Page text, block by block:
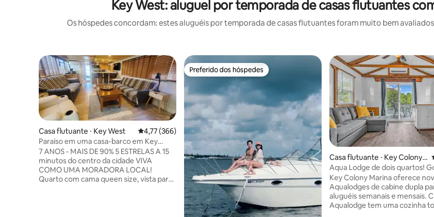
Key West: aluguel por temporada de casas flutuantes
Os hóspedes concordam: estes aluguéis por temporada de casas flutuantes foram muito bem
Casa flutuante ⋅ Key West 4,77 de uma avaliação média de 5, 366 avaliações
4,77 (366)
Paraíso em uma casa-barco em Key
West
7 ANOS - MAIS DE 90% 5 ESTRELAS A 15
minutos do centro da cidade VIVA
COMO UMA MORADORA LOCAL!
Quarto com cama queen size, vista para
Preferido dos hóspedes
Preferido dos hóspedes
Casa flutuante ⋅ Key Colony
Beach
Aqua Lodge de dois quartos!
Key Colony Marina oferece
Aqualodges de cabine dupla
aluguéis semanais e mensais.
Aqualodge tem uma cozinha